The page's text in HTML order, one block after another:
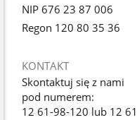
NIP 676 23 87 006
Regon 120 80 35 36
KONTAKT
Skontaktuj się z nami
pod numerem:
12 61-98-120 lub 12